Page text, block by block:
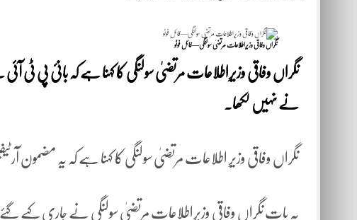
نگراں وفاقی وزیرِاطلاعات مرتضیٰ سولنگی—فائل فوٹو
نگراں وفاقی وزیرِاطلاعات مرتضیٰ سولنگی کا کہنا ہے کہ بانیٔ پی
نے نہیں لکھا۔
نگراں وفاقی وزیرِ اطلاعات مرتضیٰ سولنگی کا کہنا ہے کہ یہ مضمون
یہ بات نگراں وفاقی وزیرِاطلاعات مرتضیٰ سولنگی نے جاری کیے